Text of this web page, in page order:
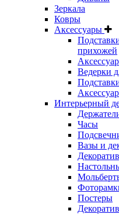
Зеркала
Ковры
Аксессуары
прихожей
Ведерки
Интерьерный
Часы
Вазы и
Постеры